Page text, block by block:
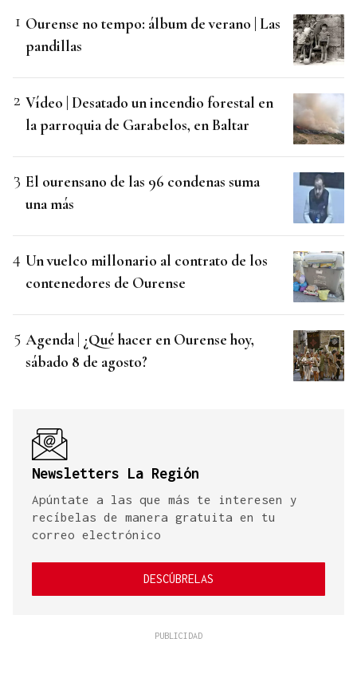
Ourense no tempo: álbum de verano | Las
pandillas
Vídeo | Desatado un incendio forestal en
la parroquia de Garabelos, en Baltar
El ourensano de las 96 condenas suma
una más
Un vuelco millonario al contrato de los
contenedores de Ourense
Agenda | ¿Qué hacer en Ourense hoy,
sábado 8 de agosto?
Newsletters La Región
Apúntate a las que más te interesen y
recíbelas de manera gratuita en tu
correo electrónico
DESCÚBRELAS